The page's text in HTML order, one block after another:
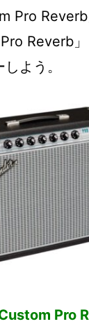
Pro
Reverb
よう。
Pro